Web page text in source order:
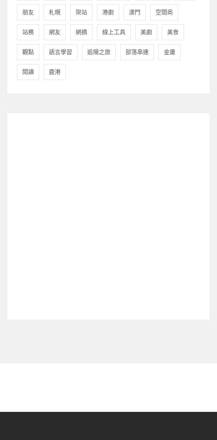
朋友 札幌 架站 港劇 澳門 空間商
站務 網友 網摘 線上工具 美劇 美食
觀點 語言學習 追陽之旅 部落串連 金庸
閱讀 鹿港